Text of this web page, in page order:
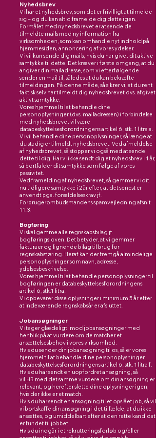
Nyhedsbrev
Vi har et nyhedsbrev, som det er frivilligt at tilmelde
sig – og du kan altid framelde dig dette igen.
Formålet med nyhedsbrevet er at sende de
tilmeldte mails med ny information fra
virksomheden, som kan omhandle nyt indhold på
hjemmesiden, annoncering af vores ydelser.
Vi vil kun sende dig mails, hvis du har givet dit aktive
samtykke til dette. Det kræver i første omgang, at du
angiver din mailadresse, som vi efterfølgende
sender en mail til, således at du kan bekræfte
tilmeldingen. På denne måde, så sikrer vi, at du rent
faktisk selv har tilmeldt dig nyhedsbrevet dvs. afgivet
aktivt samtykke.
Vores hjemmel til at behandle dine
personoplysninger (dvs. mailadressen) i forbindelse
med nyhedsbrevet vil være
databeskyttelsesforordningens artikel 6, stk. 1 litra a.
Vi vil behandle dine personoplysninger, så længe at
du stadig er tilmeldt nyhedsbrevet. Ved afmeldelse
af nyhedsbrevet, så stopper vi også med at sende
dette til dig. Har vi ikke sendt dig et nyhedsbrev i 1 år,
så bortfalder dit samtykke som følge af vores
passivitet.
Ved framelding af nyhedsbrevet, så gemmer vi dit
nu tidligere samtykke i 2 år efter, at det senest er
anvendt pga. forældelseskrav jf.
Forbrugerombudsmandens spamvejledning afsnit
11.3.
Bogføring
Vi skal gemme alle regnskabsbilag jf.
bogføringsloven. Det betyder, at vi gemmer
fakturaer og lignende bilag til brug for
regnskabsføring. Heraf kan der fremgå almindelige
personoplysninger som navn, adresse,
ydelsesbeskrivelse.
Vores hjemmel til at behandle personoplysninger til
bogføringen er databeskyttelsesforordningens
artikel 6, stk.1 litra.
Vi opbevarer disse oplysninger i minimum 5 år efter
at indeværende regnskabsår er afsluttet.
Jobansøgninger
Vi tager glædeligt imod jobansøgninger med
henblik på at vurdere om de matcher et
ansættelsesbehov i vores virksomhed.
Hvis du sender din jobansøgning til os, så er vores
hjemmel til at behandle dine personoplysninger
databeskyttelsesforordningens artikel 6, stk. 1 litra f.
Hvis du har sendt en uopfordret ansøgning, så
vil HR med det samme vurdere om din ansøgning er
relevant, og herefter slette dine oplysninger igen,
hvis der ikke er et match.
Hvis du har sendt en ansøgning til et opslået job, så vil
vi bortskaffe din ansøgning i det tilfælde, at du ikke
ansættes, og umiddelbart efter at den rette kandidat
er fundet til jobbet.
Hvis du indgår i et rekrutteringsforløb og/eller